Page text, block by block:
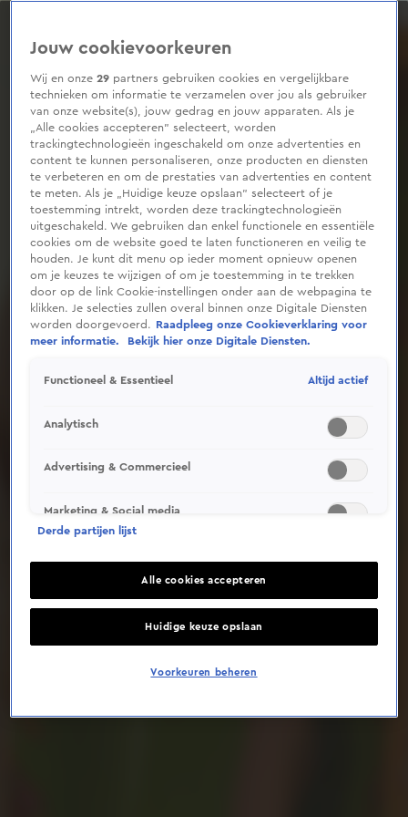
0
seconds
Deze video is niet beschikbaar op je huidige locatie
Jouw cookievoorkeuren
Wij en onze29 partners gebruiken cookies en vergelijkbare
technieken om informatie te verzamelen over jou als gebruiker
van onze website(s), jouw gedrag en jouw apparaten. Als je
„Alle cookies accepteren” selecteert, worden
trackingtechnologieën ingeschakeld om onze advertenties en
content te kunnen personaliseren, onze producten en diensten
te verbeteren en om de prestaties van advertenties en content
te meten. Als je „Huidige keuze opslaan” selecteert of je
toestemming intrekt, worden deze trackingtechnologieën
uitgeschakeld. We gebruiken dan enkel functionele en essentiële
cookies om de website goed te laten functioneren en veilig te
houden. Je kunt dit menu op ieder moment opnieuw openen
om je keuzes te wijzigen of om je toestemming in te trekken
door op de link Cookie-instellingen onder aan de webpagina te
klikken. Je selecties zullen overal binnen onze Digitale Diensten
worden doorgevoerd.
Raadpleeg onze Cookieverklaring voor
meer informatie.
Bekijk hier onze Digitale Diensten.
Functioneel & Essentieel Altijd actief
Analytisch
Advertising & Commercieel
Marketing & Social media
Derde partijen lijst
Alle cookies accepteren
Huidige keuze opslaan
Voorkeuren beheren